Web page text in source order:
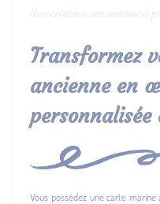
Une création sur mesure à
Transformez
ancienne en
Vous possédez une carte